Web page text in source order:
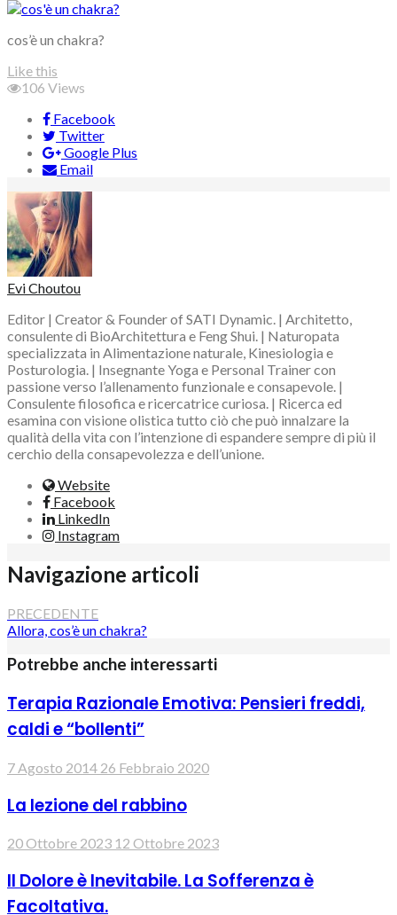
cos’è un chakra?
Like this
106 Views
Facebook
Twitter
Google Plus
Email
Evi Choutou
Editor | Creator & Founder of SATI Dynamic. | Architetto,
consulente di BioArchitettura e Feng Shui. | Naturopata
specializzata in Alimentazione naturale, Kinesiologia e
Posturologia. | Insegnante Yoga e Personal Trainer con
passione verso l’allenamento funzionale e consapevole. |
Consulente filosofica e ricercatrice curiosa. | Ricerca ed
esamina con visione olistica tutto ciò che può innalzare la
qualità della vita con l’intenzione di espandere sempre di più il
cerchio della consapevolezza e dell’unione.
Website
Facebook
LinkedIn
Instagram
Navigazione articoli
PRECEDENTE
Allora, cos’è un chakra?
Potrebbe anche interessarti
Terapia Razionale Emotiva: Pensieri freddi,
caldi e “bollenti”
7 Agosto 2014 26 Febbraio 2020
La lezione del rabbino
20 Ottobre 2023 12 Ottobre 2023
Il Dolore è Inevitabile. La Sofferenza è
Facoltativa.